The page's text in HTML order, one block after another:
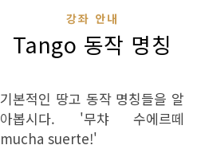
강좌 안내
Tango 동작 명칭
기본적인 땅고 동작 명칭들을 알
아봅시다. '무챠 수에르떼
mucha suerte!'